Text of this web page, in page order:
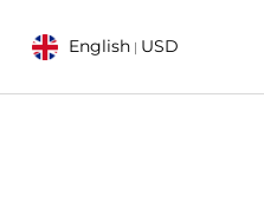
English | USD